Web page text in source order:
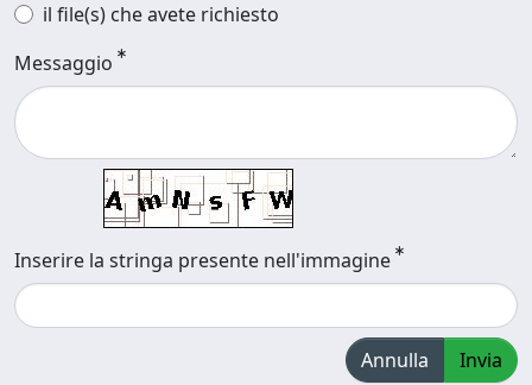
il file(s) che avete richiesto
Messaggio
Inserire la stringa presente nell'immagine
Annulla Invia